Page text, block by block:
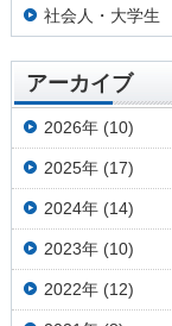
社会人・大学生
アーカイブ
2026年 (10)
2025年 (17)
2024年 (14)
2023年 (10)
2022年 (12)